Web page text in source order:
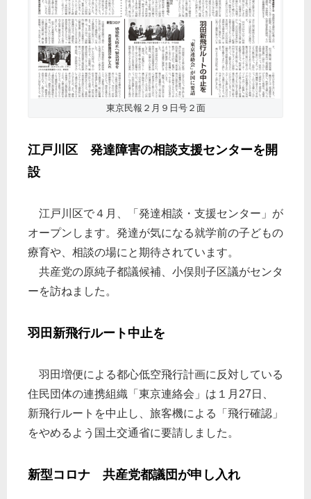
東京民報２月９日号２面
江戸川区 発達障害の相談支援センターを開
設
江戸川区で４月、「発達相談・支援センター」が
オープンします。発達が気になる就学前の子どもの
療育や、相談の場にと期待されています。
共産党の原純子都議候補、小俣則子区議がセンタ
ーを訪ねました。
羽田新飛行ルート中止を
羽田増便による都心低空飛行計画に反対している
住民団体の連携組織「東京連絡会」は１月27日、
新飛行ルートを中止し、旅客機による「飛行確認」
をやめるよう国土交通省に要請しました。
新型コロナ 共産党都議団が申し入れ